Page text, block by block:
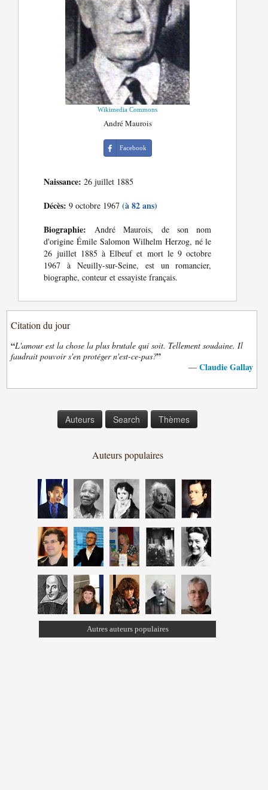
Wikimedia Commons
André Maurois
Facebook
Naissance: 26 juillet 1885
Décès: 9 octobre 1967(à 82 ans)
Biographie: André Maurois, de son nom
d'origine Émile Salomon Wilhelm Herzog, né le
26 juillet 1885 à Elbeuf et mort le 9 octobre
1967 à Neuilly-sur-Seine, est un romancier,
biographe, conteur et essayiste français.
Citation du jour
“L'amour est la chose la plus brutale qui soit. Tellement soudaine. Il
faudrait pouvoir s'en protéger n'est-ce-pas?”
— Claudie Gallay
Auteurs Search Thèmes
Auteurs populaires
Autres auteurs populaires